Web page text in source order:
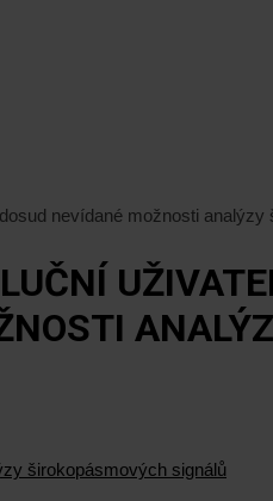
nevídané možnosti analýzy